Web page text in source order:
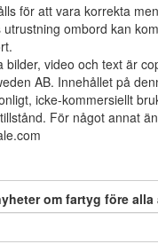
för att vara korrekta
ombord kan
bilder, video och text är
AB. Innehållet på
icke-kommersiellt
För något annat
om fartyg före alla